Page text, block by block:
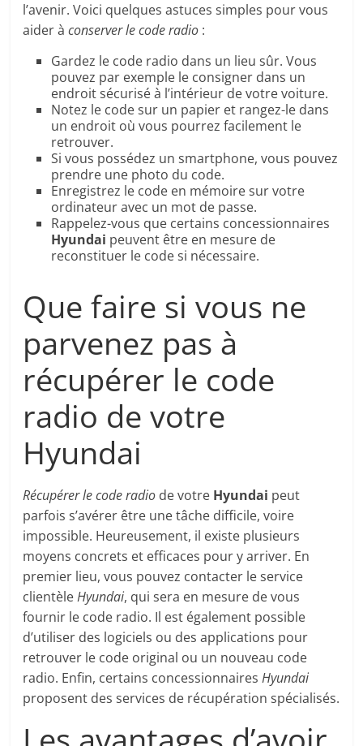
l’avenir. Voici quelques astuces simples pour vous
aider àconserver le code radio :
Gardez le code radio dans un lieu sûr. Vous
pouvez par exemple le consigner dans un
endroit sécurisé à l’intérieur de votre voiture.
Notez le code sur un papier et rangez-le dans
un endroit où vous pourrez facilement le
retrouver.
Si vous possédez un smartphone, vous pouvez
prendre une photo du code.
Enregistrez le code en mémoire sur votre
ordinateur avec un mot de passe.
Rappelez-vous que certains concessionnaires
Hyundai peuvent être en mesure de
reconstituer le code si nécessaire.
Que faire si vous ne
parvenez pas à
récupérer le code
radio de votre
Hyundai
Récupérer le code radio de votre Hyundai peut
parfois s’avérer être une tâche difficile, voire
impossible. Heureusement, il existe plusieurs
moyens concrets et efficaces pour y arriver. En
premier lieu, vous pouvez contacter le service
clientèleHyundai, qui sera en mesure de vous
fournir le code radio. Il est également possible
d’utiliser des logiciels ou des applications pour
retrouver le code original ou un nouveau code
radio. Enfin, certains concessionnairesHyundai
proposent des services de récupération spécialisés.